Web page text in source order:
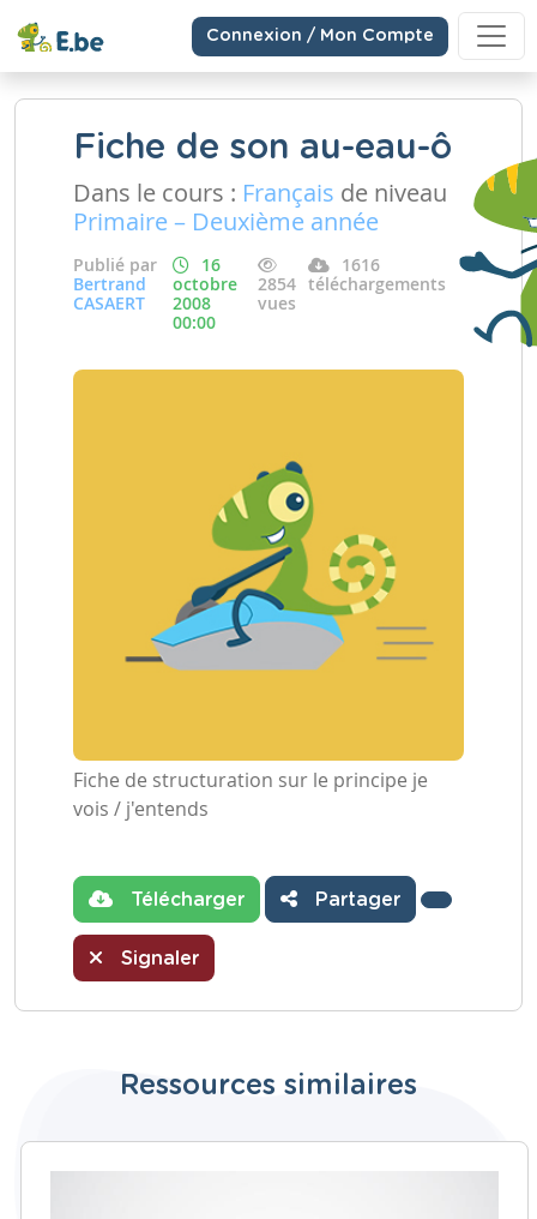
Connexion / Mon Compte
Fiche de son au-eau-ô
Dans le cours : Français de niveau
Primaire – Deuxième année
Publié par
Bertrand
CASAERT
16
octobre
2008
00:00
2854
vues
1616
téléchargements
Fiche de structuration sur le principe je
vois / j'entends
Télécharger Partager
Signaler
Ressources similaires